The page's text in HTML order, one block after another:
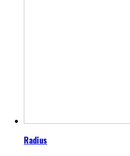
Radius